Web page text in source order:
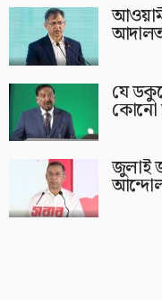
আদালত:
যে
কোনো
জুলাই